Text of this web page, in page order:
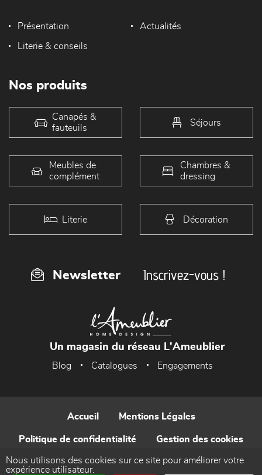
Présentation Actualités
Literie & conseils
Nos produits
Canapés &
fauteuils
Séjours
Meubles de
complément
Chambres &
dressing
Literie Décoration
Newsletter Inscrivez-vous !
Un magasin du réseau L'Ameublier
Blog Catalogues Engagements
Accueil Mentions Légales
Politique de confidentialité Gestion des cookies
Contact
Nous utilisons des cookies sur ce site pour améliorer votre
expérience utilisateur.